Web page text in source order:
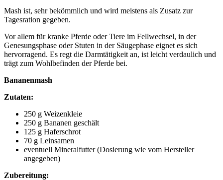
Mash ist, sehr bekömmlich und wird meistens als Zusatz zur
Tagesration gegeben.
Vor allem für kranke Pferde oder Tiere im Fellwechsel, in der
Genesungsphase oder Stuten in der Säugephase eignet es sich
hervorragend. Es regt die Darmtätigkeit an, ist leicht verdaulich und
trägt zum Wohlbefinden der Pferde bei.
Bananenmash
Zutaten:
250 g Weizenkleie
250 g Bananen geschält
125 g Haferschrot
70 g Leinsamen
eventuell Mineralfutter (Dosierung wie vom Hersteller
angegeben)
Zubereitung: